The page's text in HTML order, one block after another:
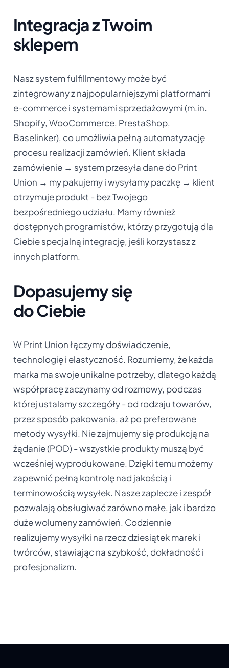
Integracja z Twoim
sklepem
Nasz system fulfillmentowy może być
zintegrowany z najpopularniejszymi platformami
e-commerce i systemami sprzedażowymi (m.in.
Shopify, WooCommerce, PrestaShop,
Baselinker), co umożliwia pełną automatyzację
procesu realizacji zamówień. Klient składa
zamówienie → system przesyła dane do Print
Union → my pakujemy i wysyłamy paczkę → klient
otrzymuje produkt - bez Twojego
bezpośredniego udziału. Mamy również
dostępnych programistów, którzy przygotują dla
Ciebie specjalną integrację, jeśli korzystasz z
innych platform.
Dopasujemy się
do Ciebie
W Print Union łączymy doświadczenie,
technologię i elastyczność. Rozumiemy, że każda
marka ma swoje unikalne potrzeby, dlatego każdą
współpracę zaczynamy od rozmowy, podczas
której ustalamy szczegóły - od rodzaju towarów,
przez sposób pakowania, aż po preferowane
metody wysyłki. Nie zajmujemy się produkcją na
żądanie (POD) - wszystkie produkty muszą być
wcześniej wyprodukowane. Dzięki temu możemy
zapewnić pełną kontrolę nad jakością i
terminowością wysyłek. Nasze zaplecze i zespół
pozwalają obsługiwać zarówno małe, jak i bardzo
duże wolumeny zamówień. Codziennie
realizujemy wysyłki na rzecz dziesiątek marek i
twórców, stawiając na szybkość, dokładność i
profesjonalizm.